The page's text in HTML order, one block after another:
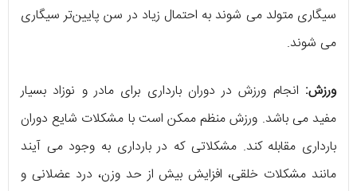
سیگاری متولد می شوند به احتمال زیاد در سن پایین‌تر سیگاری
می شوند.
ورزش: انجام ورزش در دوران بارداری برای مادر و نوزاد بسیار
مفید می باشد. ورزش منظم ممکن است با مشکلات شایع دوران
بارداری مقابله کند. مشکلاتی که در بارداری به وجود می آیند
مانند مشکلات خلقی، افزایش بیش از حد وزن، درد عضلانی و